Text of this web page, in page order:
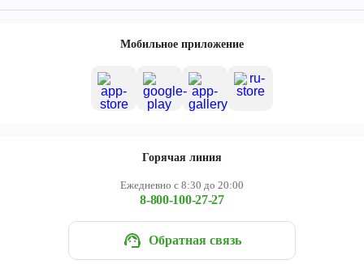
Мобильное приложение
Горячая линия
Ежедневно с 8:30 до 20:00
8-800-100-27-27
Обратная связь